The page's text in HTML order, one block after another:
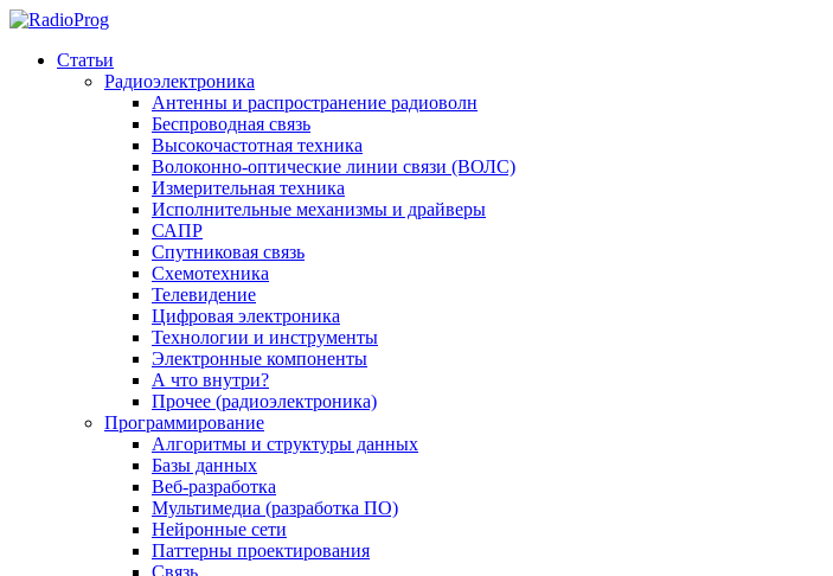
Статьи
Радиоэлектроника
Антенны и распространение радиоволн
Беспроводная связь
Высокочастотная техника
Волоконно-оптические линии связи (ВОЛС)
Измерительная техника
Исполнительные механизмы и драйверы
САПР
Спутниковая связь
Схемотехника
Телевидение
Цифровая электроника
Технологии и инструменты
Электронные компоненты
А что внутри?
Прочее (радиоэлектроника)
Программирование
Алгоритмы и структуры данных
Базы данных
Веб-разработка
Мультимедиа (разработка ПО)
Нейронные сети
Паттерны проектирования
Связь